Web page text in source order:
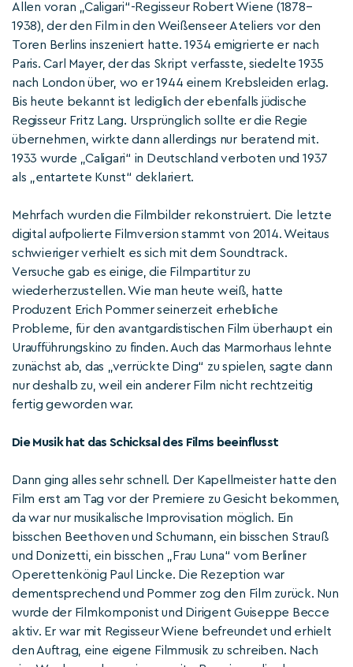
Allen voran „Caligari“-Regisseur Robert Wiene (1878–
1938), der den Film in den Weißenseer Ateliers vor den
Toren Berlins inszeniert hatte. 1934 emigrierte er nach
Paris. Carl Mayer, der das Skript verfasste, siedelte 1935
nach London über, wo er 1944 einem Krebsleiden erlag.
Bis heute bekannt ist lediglich der ebenfalls jüdische
Regisseur Fritz Lang. Ursprünglich sollte er die Regie
übernehmen, wirkte dann allerdings nur beratend mit.
1933 wurde „Caligari“ in Deutschland verboten und 1937
als „entartete Kunst“ deklariert.
Mehrfach wurden die Filmbilder rekonstruiert. Die letzte
digital aufpolierte Filmversion stammt von 2014. Weitaus
schwieriger verhielt es sich mit dem Soundtrack.
Versuche gab es einige, die Filmpartitur zu
wiederherzustellen. Wie man heute weiß, hatte
Produzent Erich Pommer seinerzeit erhebliche
Probleme, für den avantgardistischen Film überhaupt ein
Uraufführungskino zu finden. Auch das Marmorhaus lehnte
zunächst ab, das „verrückte Ding“ zu spielen, sagte dann
nur deshalb zu, weil ein anderer Film nicht rechtzeitig
fertig geworden war.
Die Musik hat das Schicksal des Films beeinflusst
Dann ging alles sehr schnell. Der Kapellmeister hatte den
Film erst am Tag vor der Premiere zu Gesicht bekommen,
da war nur musikalische Improvisation möglich. Ein
bisschen Beethoven und Schumann, ein bisschen Strauß
und Donizetti, ein bisschen „Frau Luna“ vom Berliner
Operettenkönig Paul Lincke. Die Rezeption war
dementsprechend und Pommer zog den Film zurück. Nun
wurde der Filmkomponist und Dirigent Guiseppe Becce
aktiv. Er war mit Regisseur Wiene befreundet und erhielt
den Auftrag, eine eigene Filmmusik zu schreiben. Nach